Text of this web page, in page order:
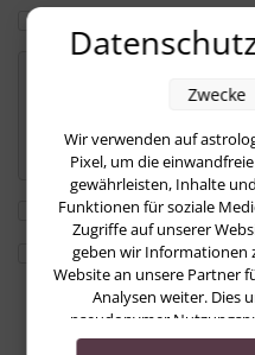
Newsletter abonnieren
Ich habe die
stimme zu, dass meine
Anfrage elektronisch erhoben
können Ihre Einwilligung
sekretariat@astropraxis.de
Wir verwenden auf
Pixel, um die
gewährleisten, Inhalte
Funktionen für soziale
Zugriffe auf unserer
geben wir Informationen
Website an unsere Partner
Analysen weiter. Dies
pseudonymer
Advertising Products)
Zwecke